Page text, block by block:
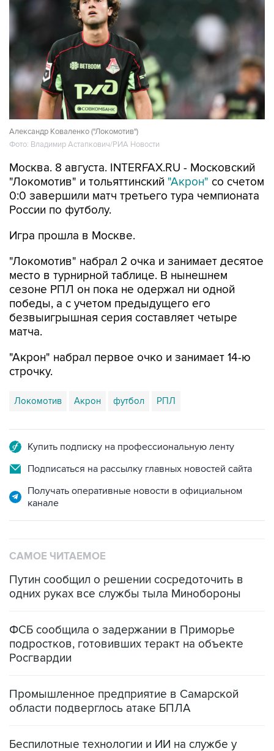
Александр Коваленко ("Локомотив")
Фото: Владимир Астапкович/РИА Новости
Москва. 8 августа. INTERFAX.RU - Московский
"Локомотив" и тольяттинский "Акрон" со счетом
0:0 завершили матч третьего тура чемпионата
России по футболу.
Игра прошла в Москве.
"Локомотив" набрал 2 очка и занимает десятое
место в турнирной таблице. В нынешнем
сезоне РПЛ он пока не одержал ни одной
победы, а с учетом предыдущего его
безвыигрышная серия составляет четыре
матча.
"Акрон" набрал первое очко и занимает 14-ю
строчку.
Локомотив Акрон футбол РПЛ
Купить подписку на профессиональную ленту
Подписаться на рассылку главных новостей сайта
Получать оперативные новости в официальном
канале
САМОЕ ЧИТАЕМОЕ
Путин сообщил о решении сосредоточить в
одних руках все службы тыла Минобороны
ФСБ сообщила о задержании в Приморье
подростков, готовивших теракт на объекте
Росгвардии
Промышленное предприятие в Самарской
области подверглось атаке БПЛА
Беспилотные технологии и ИИ на службе у